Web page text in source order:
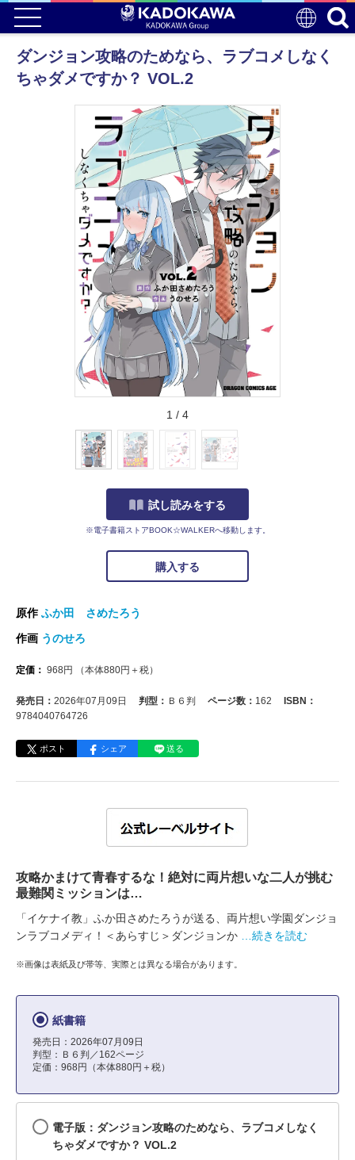
ダンジョン攻略のためなら、ラブコメしなく
ちゃダメですか？ VOL.2
1 / 4
試し読みをする
※電子書籍ストアBOOK☆WALKERへ移動します。
購入する
原作ふか田 さめたろう
作画 うのせろ
定価： 968円 （本体880円＋税）
発売日： 2026年07月09日 判型： Ｂ６判 ページ数： 162
ISBN：
9784040764726
ポスト シェア 送る
攻略かまけて青春するな！絶対に両片想いな二人が挑む
最難関ミッションは…
「イケナイ教」ふか田さめたろうが送る、両片想い学園ダンジョ
ンラブコメディ！＜あらすじ＞ダンジョンか
…続きを読む
※画像は表紙及び帯等、実際とは異なる場合があります。
紙書籍
発売日：2026年07月09日
判型：Ｂ６判／162ページ
定価：968円（本体880円＋税）
電子版：ダンジョン攻略のためなら、ラブコメしなく
ちゃダメですか？ VOL.2